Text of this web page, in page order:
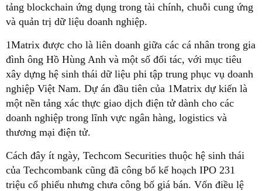
tảng blockchain ứng dụng trong tài chính, chuỗi cung ứng
và quản trị dữ liệu doanh nghiệp.
1Matrix được cho là liên doanh giữa các cá nhân trong gia
đình ông Hồ Hùng Anh và một số đối tác, với mục tiêu
xây dựng hệ sinh thái dữ liệu phi tập trung phục vụ doanh
nghiệp Việt Nam. Dự án đầu tiên của 1Matrix dự kiến là
một nền tảng xác thực giao dịch điện tử dành cho các
doanh nghiệp trong lĩnh vực ngân hàng, logistics và
thương mại điện tử.
Cách đây ít ngày, Techcom Securities thuộc hệ sinh thái
của Techcombank cũng đã công bố kế hoạch IPO 231
triệu cổ phiếu nhưng chưa công bố giá bán. Vốn điều lệ